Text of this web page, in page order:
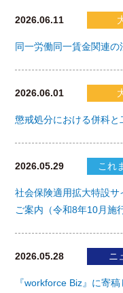
2026.06.11
同一労働同一賃金関連の
2026.06.01
懲戒処分における併科と
2026.05.29 これ
社会保険適用拡大特設
ご案内（令和8年10月施
2026.05.28 ニ
『workforce Biz』に寄